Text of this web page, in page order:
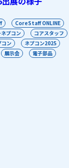
CoreStaff ONLINE
プコン
コアスタッフ
コン
ネプコン2025
展示会 電子部品